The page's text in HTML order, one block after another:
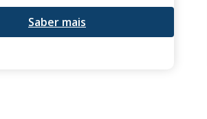
Saber mais